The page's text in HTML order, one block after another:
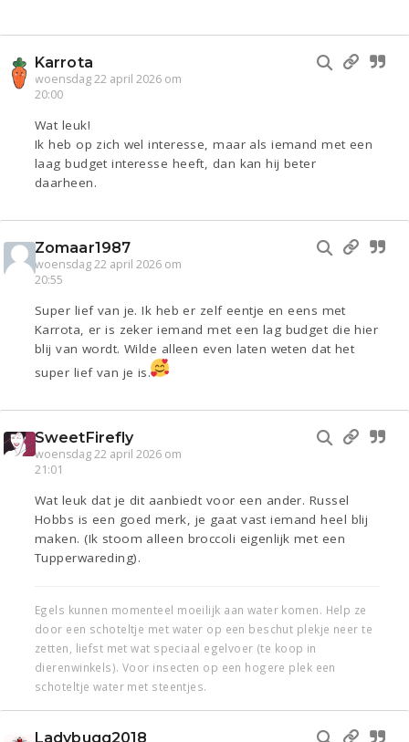
Karrota
woensdag 22 april 2026 om
20:00
Wat leuk!
Ik heb op zich wel interesse, maar als iemand met een
laag budget interesse heeft, dan kan hij beter
daarheen.
Zomaar1987
woensdag 22 april 2026 om
20:55
Super lief van je. Ik heb er zelf eentje en eens met
Karrota, er is zeker iemand met een lag budget die hier
blij van wordt. Wilde alleen even laten weten dat het
super lief van je is.
SweetFirefly
woensdag 22 april 2026 om
21:01
Wat leuk dat je dit aanbiedt voor een ander. Russel
Hobbs is een goed merk, je gaat vast iemand heel blij
maken. (Ik stoom alleen broccoli eigenlijk met een
Tupperwareding).
Egels kunnen momenteel moeilijk aan water komen. Help ze
door een schoteltje met water op een beschut plekje neer te
zetten, liefst met wat speciaal egelvoer (te koop in
dierenwinkels). Voor insecten op een hogere plek een
schoteltje water met steentjes.
Ladybugg2018